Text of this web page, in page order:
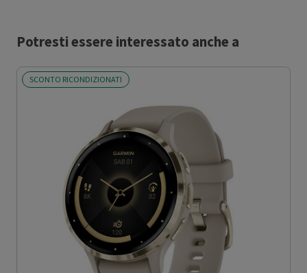
Potresti essere interessato anche a
SCONTO RICONDIZIONATI